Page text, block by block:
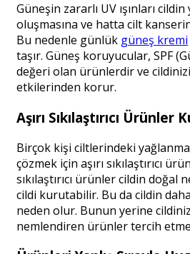
Güneşin zararlı UV ışınları
oluşmasına ve hatta cilt
Bu nedenle günlük güneş kremi
taşır. Güneş koruyucular, SPF
değeri olan ürünlerdir ve
etkilerinden korur.
Aşırı Sıkılaştırıcı Ürünler
Birçok kişi ciltlerindeki
çözmek için aşırı sıkılaştırıcı
sıkılaştırıcı ürünler cildin doğal
cildi kurutabilir. Bu da cildin
neden olur. Bunun yerine
nemlendiren ürünler tercih